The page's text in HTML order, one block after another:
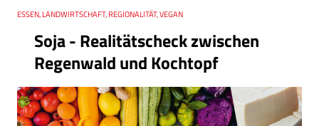
Soja - Realitätscheck zwischen
Regenwald und Kochtopf
Thema
ESSEN, LANDWIRTSCHAFT, REGIONALITÄT, VEGAN